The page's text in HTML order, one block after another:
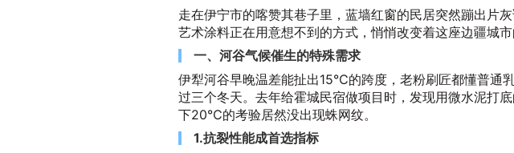
走在伊宁市的喀赞其巷子里，蓝墙红窗的民居突然蹦出片
艺术涂料正在用意想不到的方式，悄悄改变着这座边疆城市
一、河谷气候催生的特殊需求
伊犁河谷早晚温差能扯出15℃的跨度，老粉刷匠都懂普通
过三个冬天。去年给霍城民宿做项目时，发现用微水泥打
下20℃的考验居然没出现蛛网纹。
1.抗裂性能成首选指标